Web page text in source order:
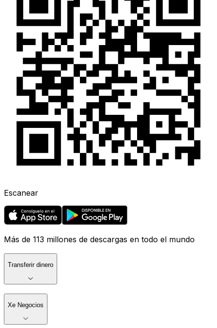
Escanear
Más de 113 millones de descargas en todo el mundo
Transferir dinero
Xe Negocios